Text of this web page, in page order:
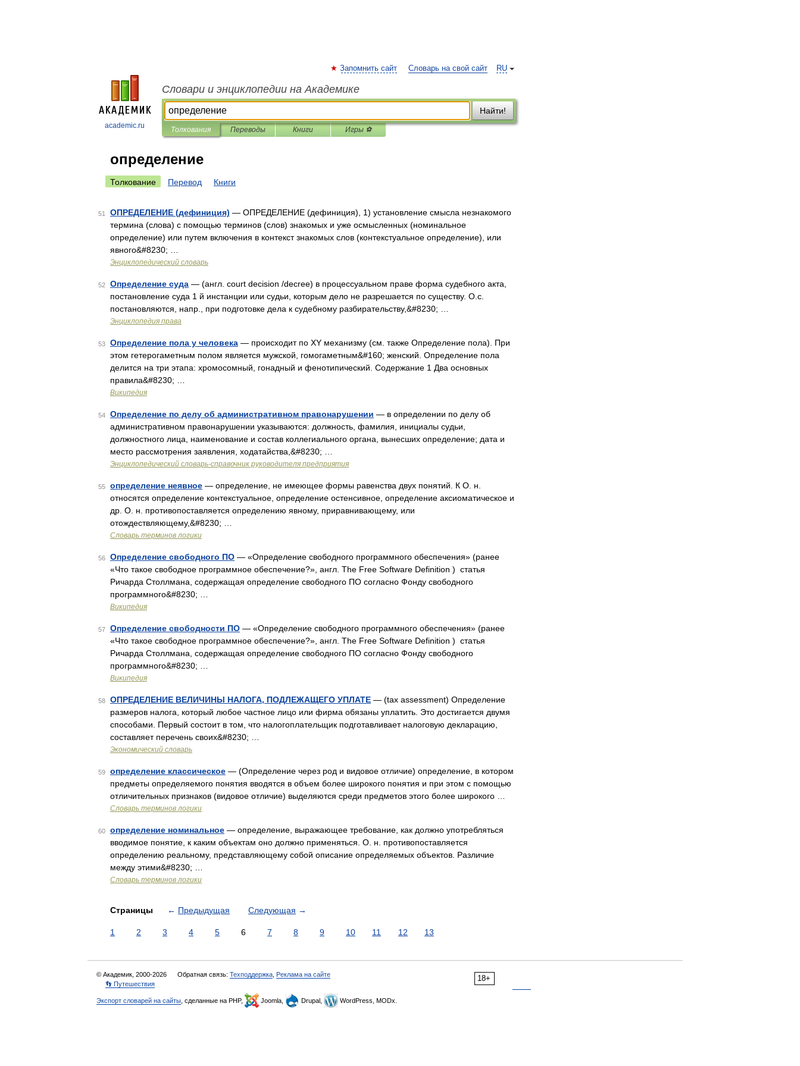
academic.ru
RU
Запомнить сайт Словарь на свой сайт
Словари и энциклопедии на Академике
Найти!
Толкования Переводы Книги Игры ⚽
определение
Толкование Перевод Книги
51 ОПРЕДЕЛЕНИЕ (дефиниция) — ОПРЕДЕЛЕНИЕ (дефиниция), 1) установление смысла незнакомого
термина (слова) с помощью терминов (слов) знакомых и уже осмысленных (номинальное
определение) или путем включения в контекст знакомых слов (контекстуальное определение), или
явного&#8230; …
Энциклопедический словарь
52 Определение суда — (англ. court decision /decree) в процессуальном праве форма судебного акта,
постановление суда 1 й инстанции или судьи, которым дело не разрешается по существу. О.с.
постановляются, напр., при подготовке дела к судебному разбирательству,&#8230; …
Энциклопедия права
53 Определение пола у человека — происходит по XY механизму (см. также Определение пола). При
этом гетерогаметным полом является мужской, гомогаметным&#160; женский. Определение пола
делится на три этапа: хромосомный, гонадный и фенотипический. Содержание 1 Два основных
правила&#8230; …
Википедия
54 Определение по делу об административном правонарушении — в определении по делу об
административном правонарушении указываются: должность, фамилия, инициалы судьи,
должностного лица, наименование и состав коллегиального органа, вынесших определение; дата и
место рассмотрения заявления, ходатайства,&#8230; …
Энциклопедический словарь-справочник руководителя предприятия
55 определение неявное — определение, не имеющее формы равенства двух понятий. К О. н.
относятся определение контекстуальное, определение остенсивное, определение аксиоматическое и
др. О. н. противопоставляется определению явному, приравнивающему, или
отождествляющему,&#8230; …
Словарь терминов логики
56 Определение свободного ПО — «Определение свободного программного обеспечения» (ранее
«Что такое свободное программное обеспечение?», англ. The Free Software Definition ) статья
Ричарда Столлмана, содержащая определение свободного ПО согласно Фонду свободного
программного&#8230; …
Википедия
57 Определение свободности ПО — «Определение свободного программного обеспечения» (ранее
«Что такое свободное программное обеспечение?», англ. The Free Software Definition ) статья
Ричарда Столлмана, содержащая определение свободного ПО согласно Фонду свободного
программного&#8230; …
Википедия
58 ОПРЕДЕЛЕНИЕ ВЕЛИЧИНЫ НАЛОГА, ПОДЛЕЖАЩЕГО УПЛАТЕ — (tax assessment) Определение
размеров налога, который любое частное лицо или фирма обязаны уплатить. Это достигается двумя
способами. Первый состоит в том, что налогоплательщик подготавливает налоговую декларацию,
составляет перечень своих&#8230; …
Экономический словарь
59 определение классическое — (Определение через род и видовое отличие) определение, в котором
предметы определяемого понятия вводятся в объем более широкого понятия и при этом с помощью
отличительных признаков (видовое отличие) выделяются среди предметов этого более широкого …
Словарь терминов логики
60 определение номинальное — определение, выражающее требование, как должно употребляться
вводимое понятие, к каким объектам оно должно применяться. О. н. противопоставляется
определению реальному, представляющему собой описание определяемых объектов. Различие
между этими&#8230; …
Словарь терминов логики
Страницы ← Предыдущая Следующая →
1 2 3 4 5 6 7 8 9 10 11 12 13
18+
© Академик, 2000-2026 Обратная связь: Техподдержка Реклама на сайте
👣 Путешествия
Экспорт словарей на сайты , сделанные на PHP, Joomla, Drupal, WordPress, MODx.